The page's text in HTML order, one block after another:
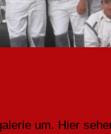
um. Hier